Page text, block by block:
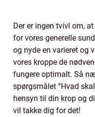
Der er ingen tvivl om,
for vores generelle
og nyde en varieret og
vores kroppe de
fungere optimalt. Så
spørgsmålet “Hvad
hensyn til din krop og
vil takke dig for det!